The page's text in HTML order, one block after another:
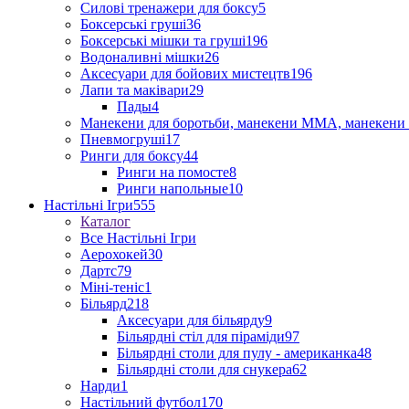
Силові тренажери для боксу5
Боксерські груші36
Боксерські мішки та груші196
Водоналивні мішки26
Аксесуари для бойових мистецтв196
Лапи та маківари29
Пады4
Манекени для боротьби, манекени ММА, манекени
Пневмогруші17
Ринги для боксу44
Ринги на помосте8
Ринги напольные10
Настільні Ігри555
Каталог
Все Настільні Ігри
Аерохокей30
Дартс79
Міні-теніс1
Більярд218
Аксесуари для більярду9
Більярдні стіл для піраміди97
Більярдні столи для пулу - американка48
Більярдні столи для снукера62
Нарди1
Настільний футбол170